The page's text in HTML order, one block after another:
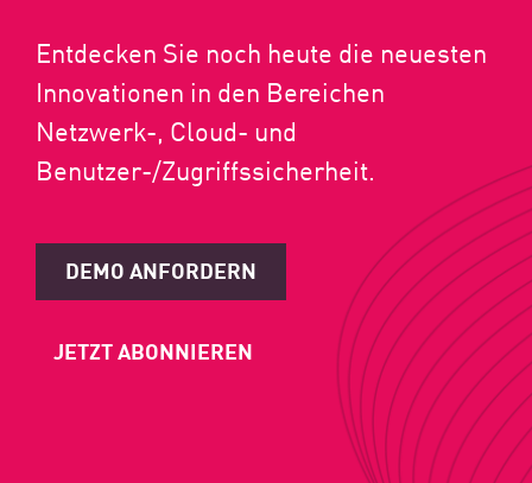
Entdecken Sie noch heute die neuesten
Innovationen in den Bereichen
Netzwerk-, Cloud- und
Benutzer-/Zugriffssicherheit.
DEMO ANFORDERN
JETZT ABONNIEREN